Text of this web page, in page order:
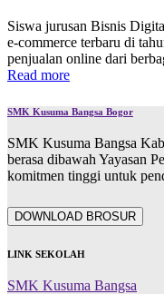
Siswa jurusan Bisnis
e-commerce terbaru di
penjualan online dari
Read more
SMK Kusuma Bangsa Bogor
SMK Kusuma Bangsa
berasa dibawah Yayasan
komitmen tinggi untuk
DOWNLOAD BROSUR
LINK SEKOLAH
SMK Kusuma Bangsa